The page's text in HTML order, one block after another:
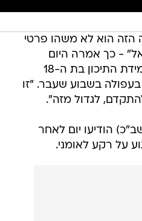
הזה הוא לא משהו פרטי
- כך אמרה היום
(ראשון) שובה מלכה, תלמידת התיכון בת ה-18
בשבוע שעבר. "זו
לגדול מזה".
הודיעו יום לאחר
על רקע לאומני.